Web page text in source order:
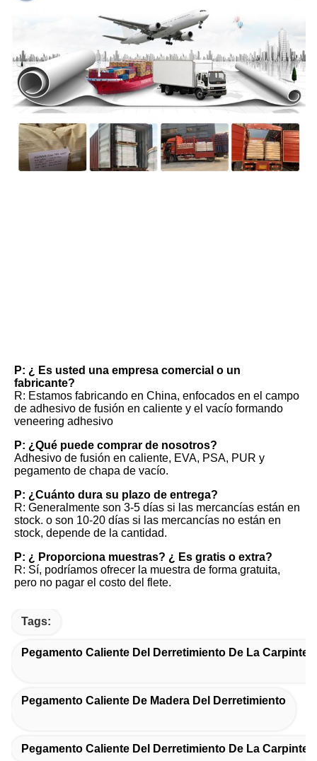
P: ¿ Es usted una empresa comercial o un
fabricante?
R: Estamos fabricando en China, enfocados en el campo
de adhesivo de fusión en caliente y el vacío formando
veneering adhesivo
P: ¿Qué puede comprar de nosotros?
Adhesivo de fusión en caliente, EVA, PSA, PUR y
pegamento de chapa de vacío.
P: ¿Cuánto dura su plazo de entrega?
R: Generalmente son 3-5 días si las mercancías están en
stock. o son 10-20 días si las mercancías no están en
stock, depende de la cantidad.
P: ¿ Proporciona muestras? ¿ Es gratis o extra?
R: Sí, podríamos ofrecer la muestra de forma gratuita,
pero no pagar el costo del flete.
Tags:
Pegamento Caliente Del Derretimiento De La
Pegamento Caliente De Madera Del Derretimiento
Pegamento Caliente Del Derretimiento De La